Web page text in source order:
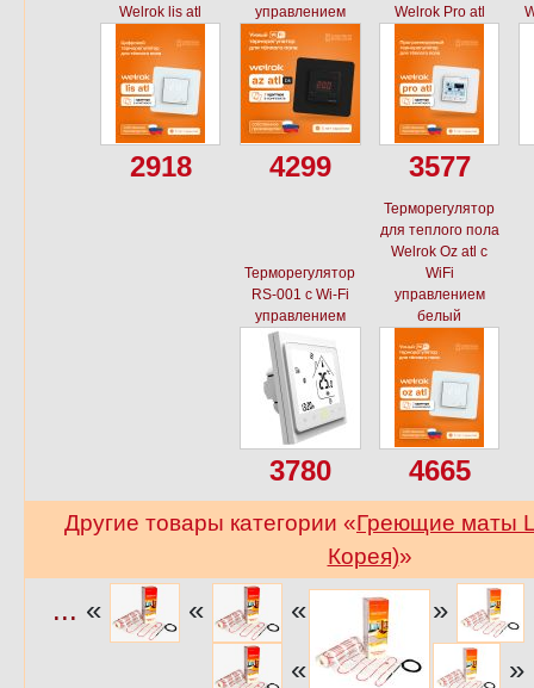
Welrok lis atl
2918
управлением
4299
Welrok Pro atl
3577
Терморегулятор
RS-001 с Wi-Fi
управлением
3780
Терморегулятор
для теплого пола
Welrok Oz atl с
WiFi
управлением
белый
4665
Другие товары категории «Греющие маты
Корея)»
... « «
«
«
»
»